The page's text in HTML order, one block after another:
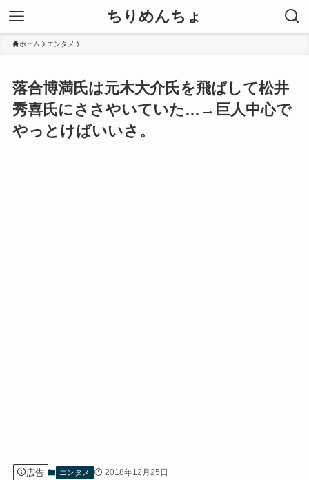
ちりめんちょ
ホーム エンタメ
落合博満氏は元木大介氏を飛ばして松井
秀喜氏にささやいていた…→巨人中心で
やっとけばいいさ。
広告 エンタメ 2018年12月25日